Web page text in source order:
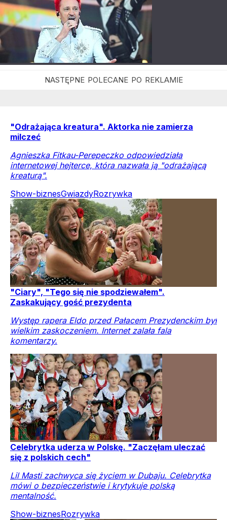
"Odrażająca kreatura". Aktorka nie zamierza
milczeć
Agnieszka Fitkau-Perepeczko odpowiedziała
internetowej hejterce, która nazwała ją "odrażającą
kreaturą".
Show-biznesGwiazdyRozrywka
"Ciary", "Tego się nie spodziewałem".
Zaskakujący gość prezydenta
Występ rapera Eldo przed Pałacem Prezydenckim był
wielkim zaskoczeniem. Internet zalała fala
komentarzy.
Celebrytka uderza w Polskę. "Zaczęłam uleczać
się z polskich cech"
Lil Masti zachwyca się życiem w Dubaju. Celebrytka
mówi o bezpieczeństwie i krytykuje polską
mentalność.
Show-biznesRozrywka